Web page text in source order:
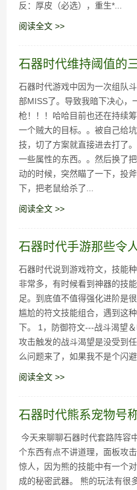
反：厚皮（必选），重生*...
阅读全文 >>
石器时代维持阈值的
石器时代游戏中因为一次组队
部MISS了。导致我暗下决心，
枪！！！哈哈目前也还在持续
一个贼大的目标。。被自己给
技，切了方案就直接进去打了
一些属性的东西。。然后换了
动的时候，突然瞄了一下，投
下，把老鼠给杀了...
阅读全文 >>
石器时代手游那些令
石器时代说到游戏符文，技能
非常多，有时候看到神器的技
足。到底值不值得强化进阶是
尴尬的符文技能组合，遇到这
下。 1，防御符文---战斗渴望
攻击触发的战斗渴望是没受到
么问题来了，如果我不是个闪
阅读全文 >>
石器时代熊系宠物号
今天来聊聊石器时代套路阵容
个东西有点不讲道理，面板攻
惊人，因为熊的技能中有一个
成的秘密武器。 熊的玩法有很